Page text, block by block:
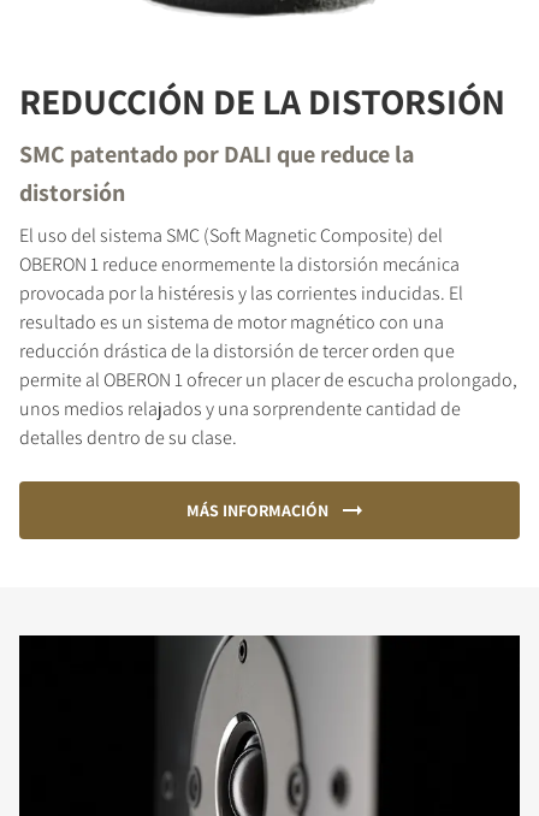
REDUCCIÓN DE LA DISTORSIÓN
SMC patentado por DALI que reduce la
distorsión
El uso del sistema SMC (Soft Magnetic Composite) del
OBERON 1 reduce enormemente la distorsión mecánica
provocada por la histéresis y las corrientes inducidas. El
resultado es un sistema de motor magnético con una
reducción drástica de la distorsión de tercer orden que
permite al OBERON 1 ofrecer un placer de escucha prolongado,
unos medios relajados y una sorprendente cantidad de
detalles dentro de su clase.
MÁS INFORMACIÓN